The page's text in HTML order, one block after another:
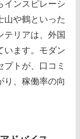
インスピレーシ
山や鶴といった
テリアは、外国
います。モダン
トが、口コミ
り、稼働率の向